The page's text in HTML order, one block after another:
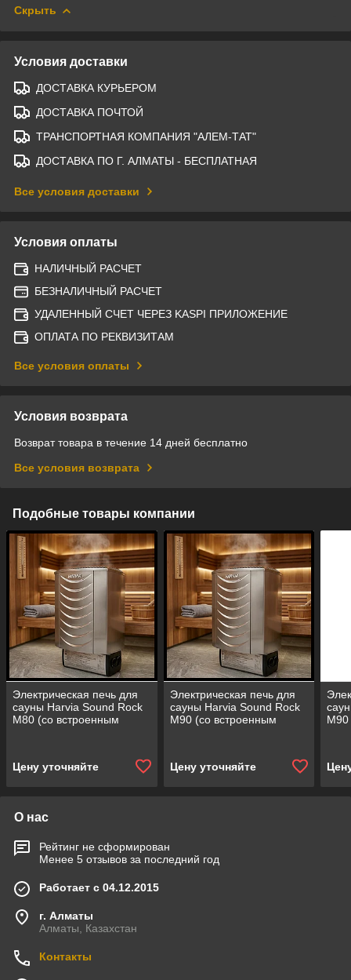
Скрыть
Условия доставки
ДОСТАВКА КУРЬЕРОМ
ДОСТАВКА ПОЧТОЙ
ТРАНСПОРТНАЯ КОМПАНИЯ "АЛЕМ-ТАТ"
ДОСТАВКА ПО Г. АЛМАТЫ - БЕСПЛАТНАЯ
Все условия доставки
Условия оплаты
НАЛИЧНЫЙ РАСЧЕТ
БЕЗНАЛИЧНЫЙ РАСЧЕТ
УДАЛЕННЫЙ СЧЕТ ЧЕРЕЗ KASPI ПРИЛОЖЕНИЕ
ОПЛАТА ПО РЕКВИЗИТАМ
Все условия оплаты
Условия возврата
Возврат товара в течение 14 дней бесплатно
Все условия возврата
Подобные товары компании
Электрическая печь для
сауны Harvia Sound Rock
M80 (со встроенным
Цену уточняйте
Электрическая печь для
сауны Harvia Sound Rock
M90 (со встроенным
Цену уточняйте
О нас
Рейтинг не сформирован
Менее 5 отзывов за последний год
Работает с 04.12.2015
г. Алматы
Алматы, Казахстан
Контакты